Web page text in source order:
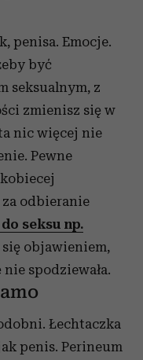
penisa. Emocje.
być
seksualnym, z
zmienisz się w
nic więcej nie
Pewne
odbieranie
seksu np.
objawieniem,
spodziewała.
Łechtaczka
penis. Perineum